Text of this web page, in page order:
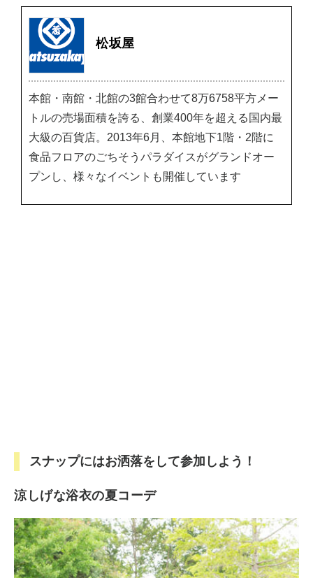
松坂屋
本館・南館・北館の3館合わせて8万6758平方メー
トルの売場面積を誇る、創業400年を超える国内最
大級の百貨店。2013年6月、本館地下1階・2階に
食品フロアのごちそうパラダイスがグランドオー
プンし、様々なイベントも開催しています
スナップにはお洒落をして参加しよう！
涼しげな浴衣の夏コーデ